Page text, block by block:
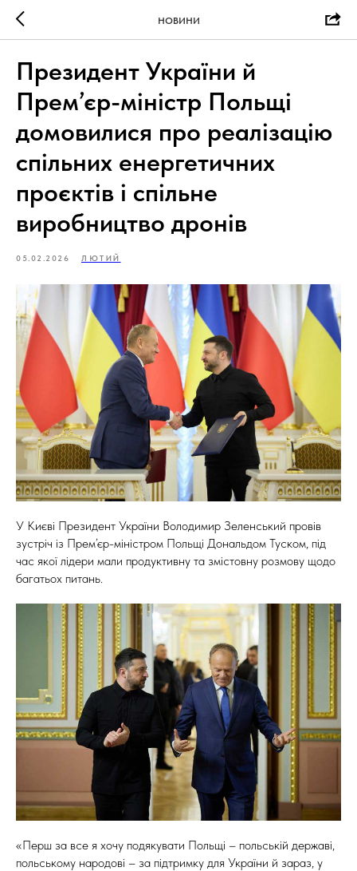
НОВИНИ
Президент України й
Прем’єр-міністр Польщі
домовилися про реалізацію
спільних енергетичних
проєктів і спільне
виробництво дронів
05.02.2026 ЛЮТИЙ
У Києві Президент України Володимир Зеленський провів
зустріч із Прем’єр-міністром Польщі Дональдом Туском, під
час якої лідери мали продуктивну та змістовну розмову щодо
багатьох питань.
«Перш за все я хочу подякувати Польщі – польській державі,
польському народові – за підтримку для України й зараз, у